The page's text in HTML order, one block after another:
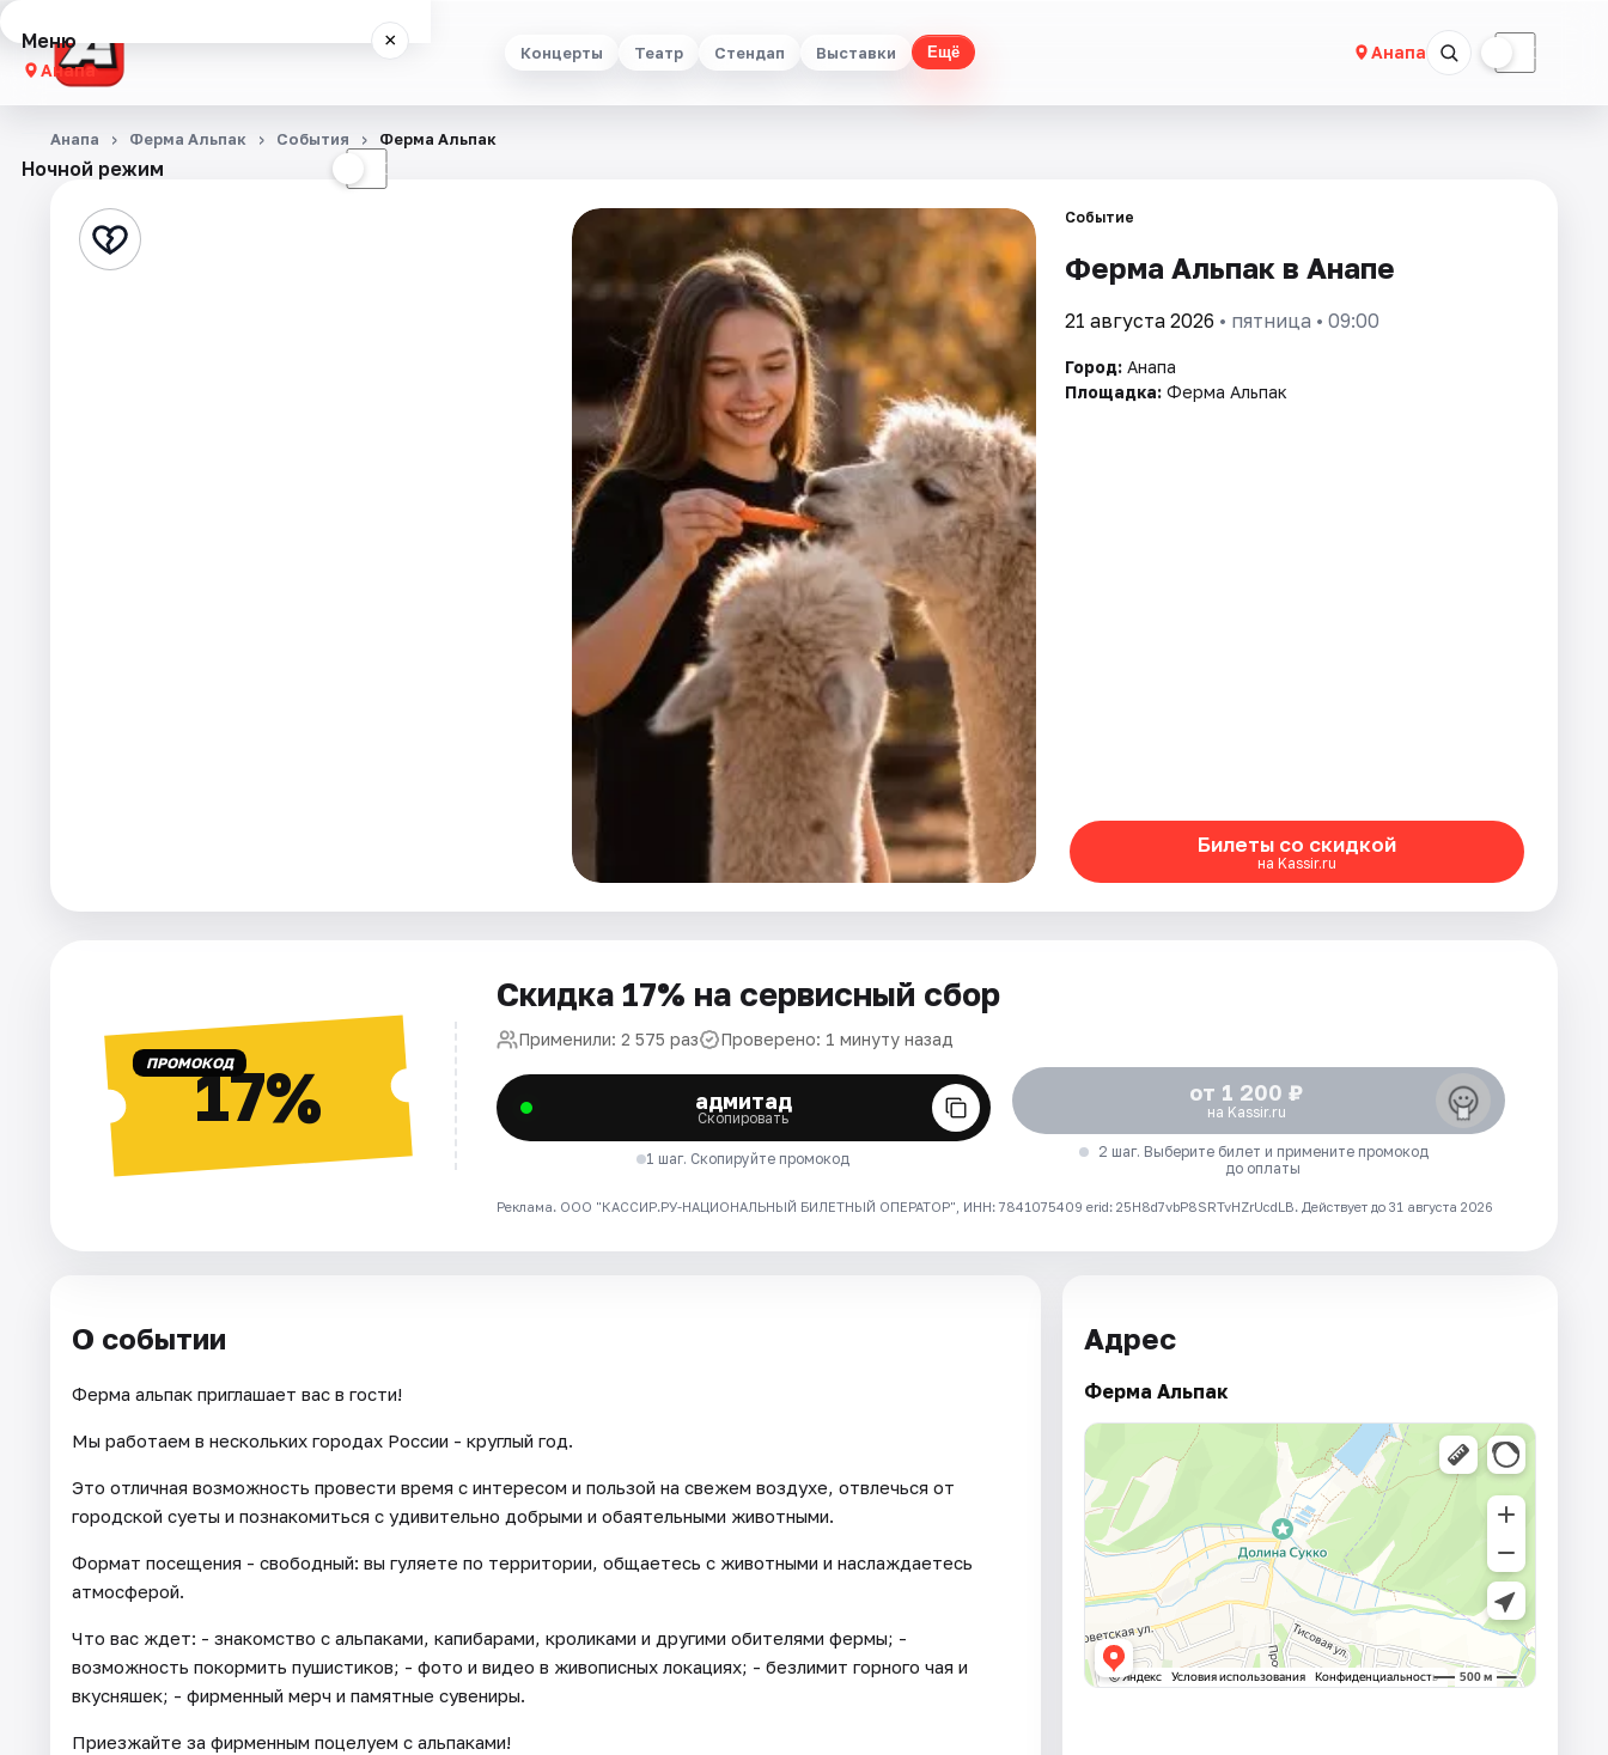
Концерты Театр Стендап Выставки Ещё Анапа ☾
Меню ×
Анапа
Концерты
Стендап
Ночной режим ☾
Анапа Ферма Альпак События Ферма Альпак
Событие
Ферма Альпак в Анапе
21 августа 2026 • пятница • 09:00
Город: Анапа
Площадка: Ферма Альпак
Билеты со скидкой
на Kassir.ru
ПРОМОКОД17%
Скидка 17% на сервисный сбор
Применили: 2 575 раз Проверено: 1 минуту назад
адмитад
Скопировать
1 шаг. Скопируйте промокод
от 1 200 ₽
на Kassir.ru
2 шаг. Выберите билет и примените промокод
до оплаты
Реклама. ООО "КАССИР.РУ-НАЦИОНАЛЬНЫЙ БИЛЕТНЫЙ ОПЕРАТОР", ИНН: 7841075409 erid: 25H8d7vbP8SRTvHZrUcdLB. Действует до 31 августа 2026
О событии
Ферма альпак приглашает вас в гости!
Мы работаем в нескольких городах России - круглый год.
Это отличная возможность провести время с интересом и пользой на свежем воздухе, отвлечься от
городской суеты и познакомиться с удивительно добрыми и обаятельными животными.
Формат посещения - свободный: вы гуляете по территории, общаетесь с животными и наслаждаетесь
атмосферой.
Что вас ждет: - знакомство с альпаками, капибарами, кроликами и другими обителями фермы; -
возможность покормить пушистиков; - фото и видео в живописных локациях; - безлимит горного чая и
вкусняшек; - фирменный мерч и памятные сувениры.
Приезжайте за фирменным поцелуем с альпаками!
Адрес
Ферма Альпак